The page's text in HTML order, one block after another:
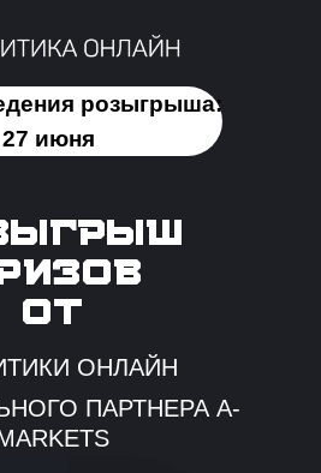
ОТ
розыгрыша:
27 июня
ОНЛАЙН
ПАРТНЕРА A-